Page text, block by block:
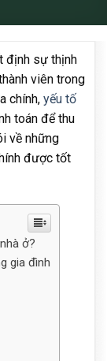
định sự thịnh
viên trong
chính, yếu tố
toán để thu
về những
được tốt
ở?
gia đình